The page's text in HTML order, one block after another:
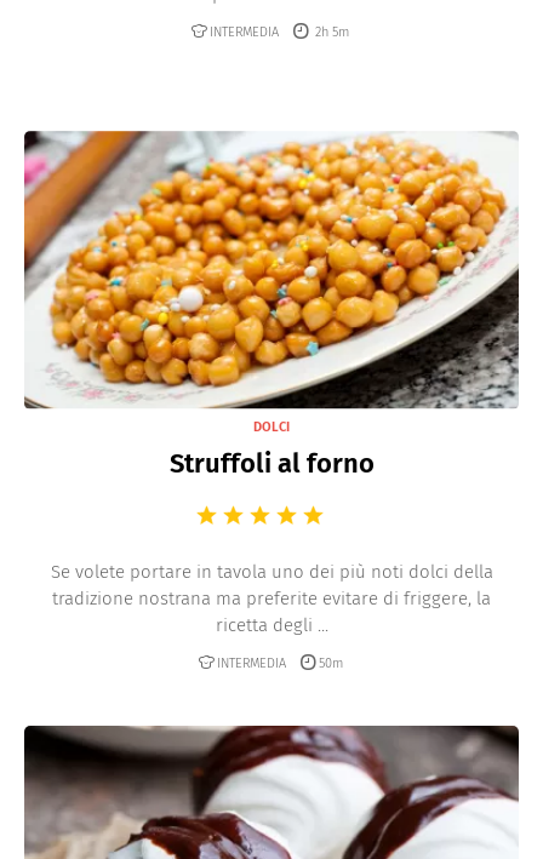
INTERMEDIA 2h 5m
DOLCI
Struffoli al forno
Se volete portare in tavola uno dei più noti dolci della
tradizione nostrana ma preferite evitare di friggere, la
ricetta degli ...
INTERMEDIA 50m